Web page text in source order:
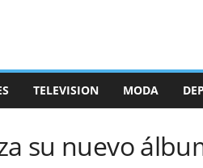
TELEVISION MODA
su nuevo